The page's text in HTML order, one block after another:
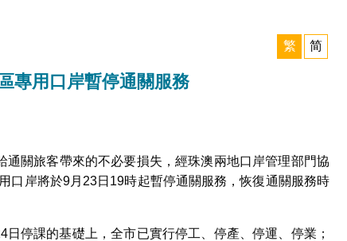
繁 简
專用口岸暫停通關服務
通關旅客帶來的不必要損失，經珠澳兩地口岸管理部門協
口岸將於9月23日19時起暫停通關服務，恢復通關服務時
停課的基礎上，全市已實行停工、停產、停運、停業；